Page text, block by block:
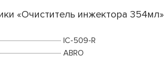
«Очиститель инжектора 354мл»
IC-509-R
ABRO